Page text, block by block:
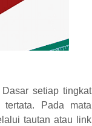
setiap tingkat
Pada mata
tautan atau link